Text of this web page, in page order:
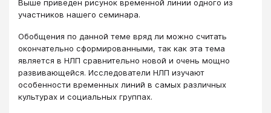
Выше приведен рисунок временной линии одного из
участников нашего семинара.
Обобщения по данной теме вряд ли можно считать
окончательно сформированными, так как эта тема
является в НЛП сравнительно новой и очень мощно
развивающейся. Исследователи НЛП изучают
особенности временных линий в самых различных
культурах и социальных группах.